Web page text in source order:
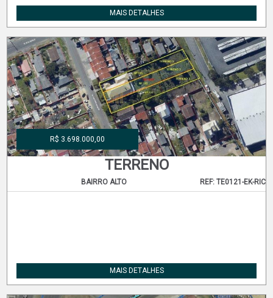
MAIS DETALHES
TERRENO
REF: TE0121-EK-RIC
BAIRRO ALTO
R$ 3.698.000,00
MAIS DETALHES